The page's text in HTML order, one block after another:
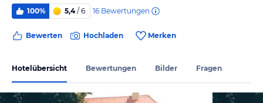
100% 5,4/ 6 16 Bewertungen
Bewerten Hochladen Merken
Hotelübersicht Bewertungen Bilder Fragen